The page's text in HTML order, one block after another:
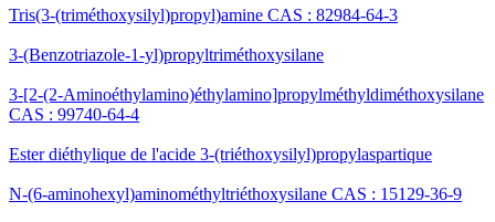
Tris(3-(triméthoxysilyl)propyl)amine CAS : 82984-64-3
3-(Benzotriazole-1-yl)propyltriméthoxysilane
3-[2-(2-Aminoéthylamino)éthylamino]propylméthyldiméthoxysilane
CAS : 99740-64-4
Ester diéthylique de l'acide 3-(triéthoxysilyl)propylaspartique
N-(6-aminohexyl)aminométhyltriéthoxysilane CAS : 15129-36-9